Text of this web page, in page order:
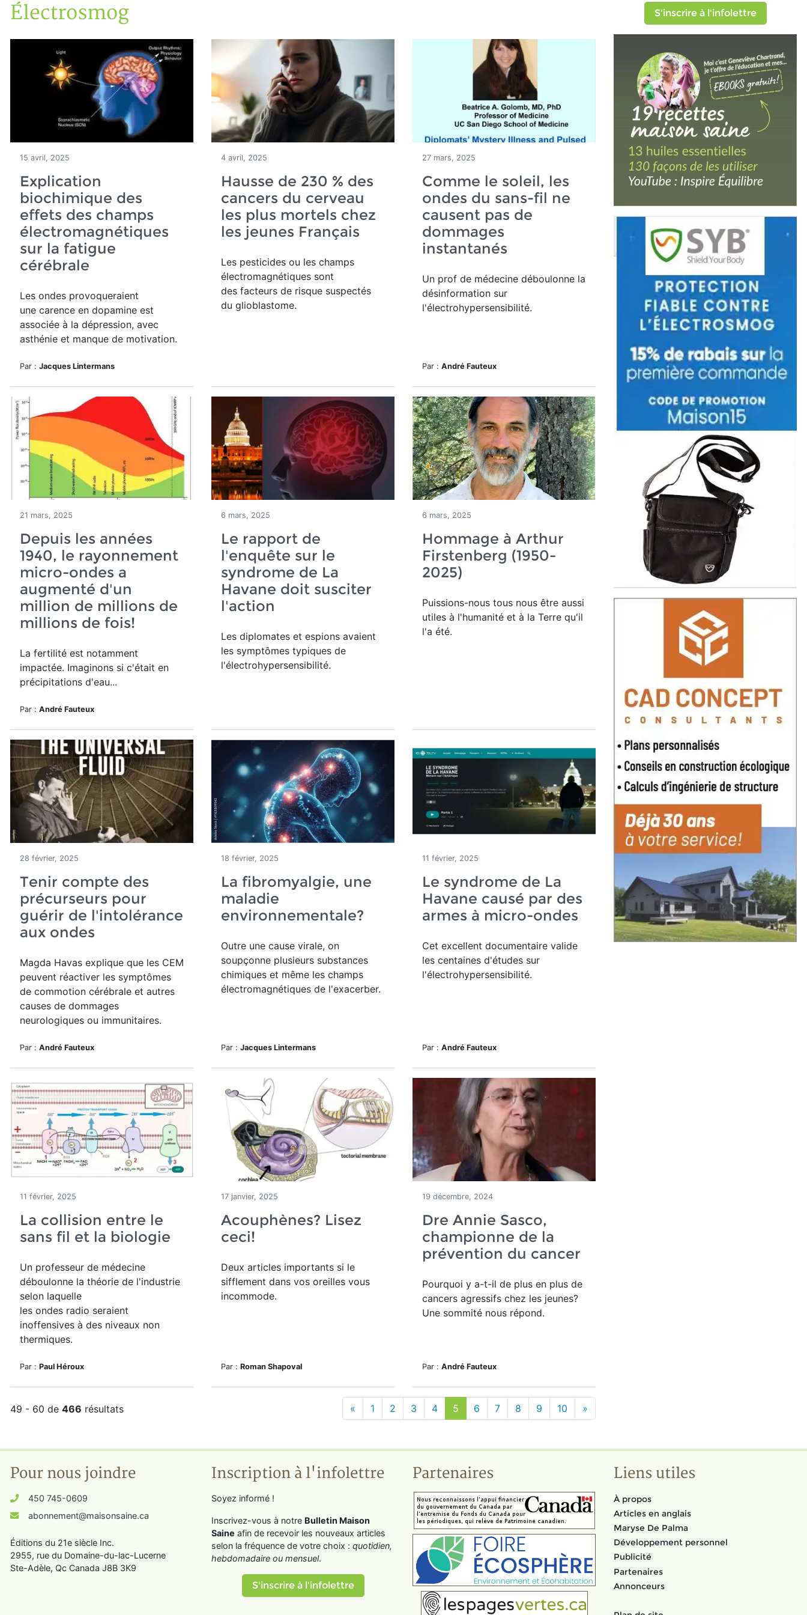
Accueil
Articles
Maisons saines
Électrosmog
Électrosmog
15 avril, 2025
Explication
biochimique des
effets des champs
électromagnétiques
sur la fatigue
cérébrale
Les ondes provoqueraient
une carence en dopamine est
associée à la dépression, avec
asthénie et manque de motivation.
Par : Jacques Lintermans
4 avril, 2025
Hausse de 230 % des
cancers du cerveau
les plus mortels chez
les jeunes Français
Les pesticides ou les champs
électromagnétiques sont
des facteurs de risque suspectés
du glioblastome.
27 mars, 2025
Comme le soleil, les
ondes du sans-fil ne
causent pas de
dommages
instantanés
Un prof de médecine déboulonne la
désinformation sur
l'électrohypersensibilité.
Par : André Fauteux
21 mars, 2025
Depuis les années
1940, le rayonnement
micro-ondes a
augmenté d'un
million de millions de
millions de fois!
La fertilité est notamment
impactée. Imaginons si c'était en
précipitations d'eau...
Par : André Fauteux
6 mars, 2025
Le rapport de
l'enquête sur le
syndrome de La
Havane doit susciter
l'action
Les diplomates et espions avaient
les symptômes typiques de
l'électrohypersensibilité.
6 mars, 2025
Hommage à Arthur
Firstenberg (1950-
2025)
Puissions-nous tous nous être aussi
utiles à l'humanité et à la Terre qu'il
l'a été.
28 février, 2025
Tenir compte des
précurseurs pour
guérir de l'intolérance
aux ondes
Magda Havas explique que les CEM
peuvent réactiver les symptômes
de commotion cérébrale et autres
causes de dommages
neurologiques ou immunitaires.
Par : André Fauteux
18 février, 2025
La fibromyalgie, une
maladie
environnementale?
Outre une cause virale, on
soupçonne plusieurs substances
chimiques et même les champs
électromagnétiques de l'exacerber.
Par : Jacques Lintermans
11 février, 2025
Le syndrome de La
Havane causé par des
armes à micro-ondes
Cet excellent documentaire valide
les centaines d'études sur
l'électrohypersensibilité.
Par : André Fauteux
11 février, 2025
La collision entre le
sans fil et la biologie
Un professeur de médecine
déboulonne la théorie de l'industrie
selon laquelle
les ondes radio seraient
inoffensives à des niveaux non
thermiques.
Par : Paul Héroux
17 janvier, 2025
Acouphènes? Lisez
ceci!
Deux articles importants si le
sifflement dans vos oreilles vous
incommode.
Par : Roman Shapoval
19 décembre, 2024
Dre Annie Sasco,
championne de la
prévention du cancer
Pourquoi y a-t-il de plus en plus de
cancers agressifs chez les jeunes?
Une sommité nous répond.
Par : André Fauteux
49 - 60 de 466 résultats « 1 2 3 4 5 6 7 8 9 10 »
S'inscrire à l'infolettre
Pour nous joindre
450 745-0609
abonnement@maisonsaine.ca
Éditions du 21e siècle Inc.
2955, rue du Domaine-du-lac-Lucerne
Ste-Adèle, Qc Canada J8B 3K9
Inscription à l'infolettre
Soyez informé !
Inscrivez-vous à notre Bulletin Maison
Saine afin de recevoir les nouveaux articles
selon la fréquence de votre choix : quotidien,
hebdomadaire ou mensuel.
S'inscrire à l'infolettre
Partenaires Liens utiles
À propos
Articles en anglais
Maryse De Palma
Développement personnel
Publicité
Partenaires
Annonceurs